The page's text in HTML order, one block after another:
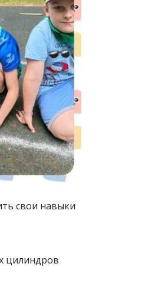
свои навыки
цилиндров